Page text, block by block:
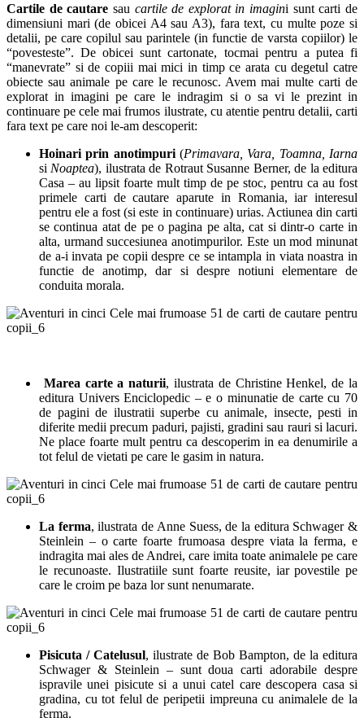
Cartile de cautare sau cartile de explorat in imagini sunt carti de
dimensiuni mari (de obicei A4 sau A3), fara text, cu multe poze si
detalii, pe care copilul sau parintele (in functie de varsta copiilor) le
“povesteste”. De obicei sunt cartonate, tocmai pentru a putea fi
“manevrate” si de copiii mai mici in timp ce arata cu degetul catre
obiecte sau animale pe care le recunosc. Avem mai multe carti de
explorat in imagini pe care le indragim si o sa vi le prezint in
continuare pe cele mai frumos ilustrate, cu atentie pentru detalii, carti
fara text pe care noi le-am descoperit:
Hoinari prin anotimpuri (Primavara, Vara, Toamna, Iarna
si Noaptea), ilustrata de Rotraut Susanne Berner, de la editura
Casa – au lipsit foarte mult timp de pe stoc, pentru ca au fost
primele carti de cautare aparute in Romania, iar interesul
pentru ele a fost (si este in continuare) urias. Actiunea din carti
se continua atat de pe o pagina pe alta, cat si dintr-o carte in
alta, urmand succesiunea anotimpurilor. Este un mod minunat
de a-i invata pe copii despre ce se intampla in viata noastra in
functie de anotimp, dar si despre notiuni elementare de
conduita morala.
Marea carte a naturii, ilustrata de Christine Henkel, de la
editura Univers Enciclopedic – e o minunatie de carte cu 70
de pagini de ilustratii superbe cu animale, insecte, pesti in
diferite medii precum paduri, pajisti, gradini sau rauri si lacuri.
Ne place foarte mult pentru ca descoperim in ea denumirile a
tot felul de vietati pe care le gasim in natura.
La ferma, ilustrata de Anne Suess, de la editura Schwager &
Steinlein – o carte foarte frumoasa despre viata la ferma, e
indragita mai ales de Andrei, care imita toate animalele pe care
le recunoaste. Ilustratiile sunt foarte reusite, iar povestile pe
care le croim pe baza lor sunt nenumarate.
Pisicuta / Catelusul, ilustrate de Bob Bampton, de la editura
Schwager & Steinlein – sunt doua carti adorabile despre
ispravile unei pisicute si a unui catel care descopera casa si
gradina, cu tot felul de peripetii impreuna cu animalele de la
ferma.